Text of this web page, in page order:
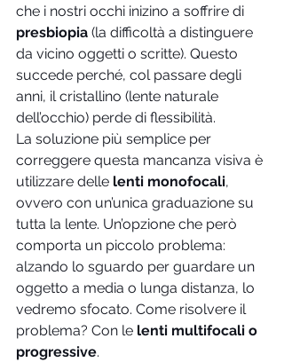
che i nostri occhi inizino a soffrire di
presbiopia (la difficoltà a distinguere
da vicino oggetti o scritte). Questo
succede perché, col passare degli
anni, il cristallino (lente naturale
dell’occhio) perde di flessibilità.
La soluzione più semplice per
correggere questa mancanza visiva è
utilizzare delle lenti monofocali,
ovvero con un’unica graduazione su
tutta la lente. Un’opzione che però
comporta un piccolo problema:
alzando lo sguardo per guardare un
oggetto a media o lunga distanza, lo
vedremo sfocato. Come risolvere il
problema? Con le lenti multifocali o
progressive.